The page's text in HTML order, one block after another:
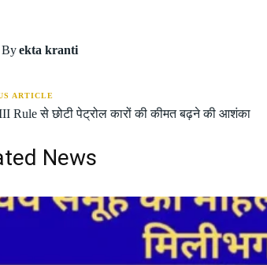
Byekta kranti
ARTICLE
Rule से छोटी पेट्रोल कारों की कीमत बढ़ने की आशंका
News